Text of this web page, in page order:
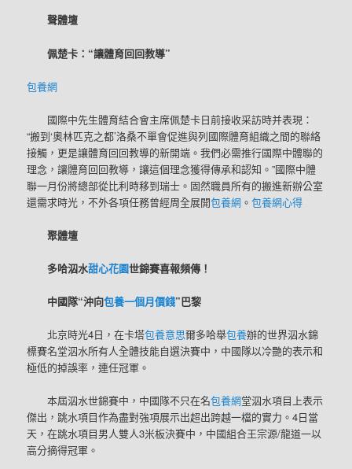
聲體壇
佩楚卡：“讓體育回回教導”
包養網
國際中先生體育結合會主席佩楚卡日前接收采訪時并表現：
“搬到‘奧林匹克之都’洛桑不單會促進與列國際體育組織之間的聯絡
接觸，更是讓體育回回教導的新開端。我們必需推行國際中體聯的
理念，讓體育回回教導，讓這個理念獲得傳承和認知。”國際中體
聯一月份將總部從比利時移到瑞士。固然職員所有的搬進新辦公室
還需求時光，不外各項任務曾經周全展開包養網 。包養網心得
聚體壇
多哈泅水甜心花園世錦賽喜報頻傳！
中國隊“沖向包養一個月價錢”巴黎
北京時光4日，在卡塔包養意思爾多哈舉包養辦的世界泅水錦
標賽名堂泅水所有人全體技能自選決賽中，中國隊以冷艷的表示和
極低的掉誤率，連任冠軍。
本屆泅水世錦賽中，中國隊不只在名包養網堂泅水項目上表示
傑出，跳水項目作為盡對強項展示出超出跨越一檔的實力。4日當
天，在跳水項目男人雙人3米板決賽中，中國組合王宗源/龍道一以
高分摘得冠軍。